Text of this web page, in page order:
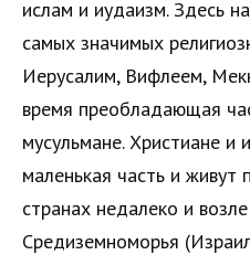
ислам и иудаизм. Здесь
самых значимых
Иерусалим, Вифлеем,
время преобладающая
мусульмане. Христиане и
маленькая часть и живут
странах недалеко и
Средиземноморья